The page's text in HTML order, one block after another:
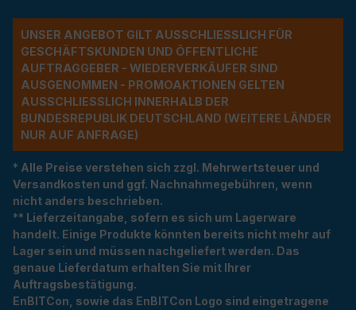
UNSER ANGEBOT GILT AUSSCHLIESSLICH FÜR G
ESCHÄFTSKUNDEN UND ÖFFENTLICHE A
UFTRAGGEBER - WIEDERVERKÄUFER SIND A
USGENOMMEN - PROMOAKTIONEN GELTEN A
USSCHLIESSLICH INNERHALB DER BU
NDESREPUBLIK DEUTSCHLAND (WEITERE LÄNDER NU
R AUF ANFRAGE)
* Alle Preise verstehen sich zzgl. Mehrwertsteuer und
Versandkosten und ggf. Nachnahmegebühren, wenn
nicht anders beschrieben.
** Lieferzeitangabe, sofern es sich um Lagerware
handelt. Einige Produkte könnten bereits nicht mehr auf
Lager sein und müssen nachgeliefert werden. Das
genaue Lieferdatum erhalten Sie mit Ihrer
Auftragsbestätigung.
EnBITCon, sowie das EnBITCon Logo sind eingetragene